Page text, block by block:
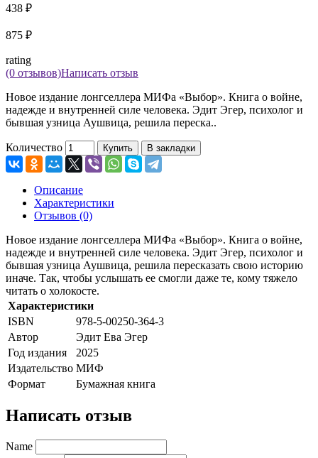
438 ₽
875 ₽
rating
(0 отзывов)Написать отзыв
Новое издание лонгселлера МИФа «Выбор». Книга о войне,
надежде и внутренней силе человека. Эдит Эгер, психолог и
бывшая узница Аушвица, решила переска..
Количество Купить В закладки
Описание
Характеристики
Отзывов (0)
Новое издание лонгселлера МИФа «Выбор». Книга о войне,
надежде и внутренней силе человека. Эдит Эгер, психолог и
бывшая узница Аушвица, решила пересказать свою историю
иначе. Так, чтобы услышать ее смогли даже те, кому тяжело
читать о холокосте.
Характеристики
ISBN
978-5-00250-364-3
Автор
Эдит Ева Эгер
Год издания
2025
Издательство МИФ
Формат
Бумажная книга
Написать отзыв
Name